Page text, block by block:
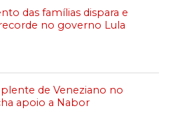
das famílias dispara e
no governo Lula
de Veneziano no
apoio a Nabor